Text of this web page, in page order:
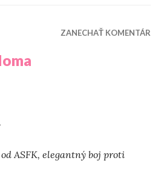
ZANECHAŤ KOMENTÁR
ASFK, elegantný boj proti